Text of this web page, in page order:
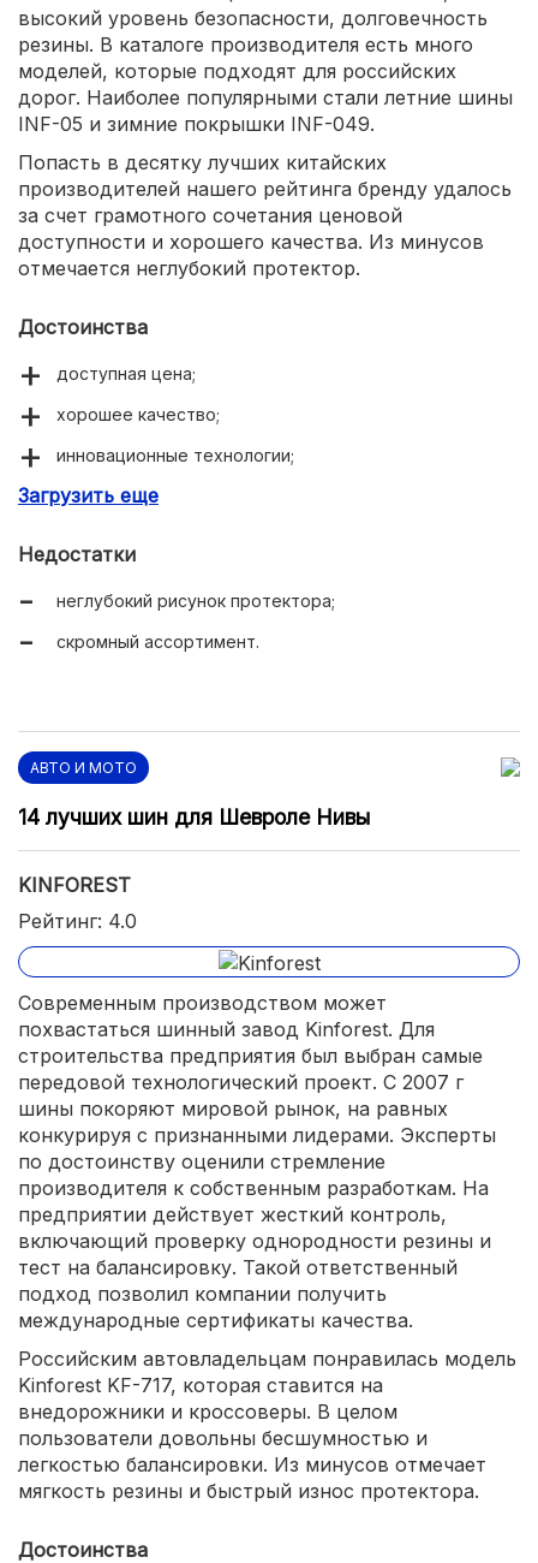
высокий уровень безопасности, долговечность
резины. В каталоге производителя есть много
моделей, которые подходят для российских
дорог. Наиболее популярными стали летние шины
INF-05 и зимние покрышки INF-049.
Попасть в десятку лучших китайских
производителей нашего рейтинга бренду удалось
за счет грамотного сочетания ценовой
доступности и хорошего качества. Из минусов
отмечается неглубокий протектор.
Достоинства
доступная цена;
хорошее качество;
инновационные технологии;
долговечность.
Загрузить еще
Недостатки
неглубокий рисунок протектора;
скромный ассортимент.
АВТО И МОТО
14 лучших шин для Шевроле Нивы
KINFOREST
Рейтинг: 4.0
Современным производством может
похвастаться шинный завод Kinforest. Для
строительства предприятия был выбран самые
передовой технологический проект. С 2007 г
шины покоряют мировой рынок, на равных
конкурируя с признанными лидерами. Эксперты
по достоинству оценили стремление
производителя к собственным разработкам. На
предприятии действует жесткий контроль,
включающий проверку однородности резины и
тест на балансировку. Такой ответственный
подход позволил компании получить
международные сертификаты качества.
Российским автовладельцам понравилась модель
Kinforest KF-717, которая ставится на
внедорожники и кроссоверы. В целом
пользователи довольны бесшумностью и
легкостью балансировки. Из минусов отмечает
мягкость резины и быстрый износ протектора.
Достоинства